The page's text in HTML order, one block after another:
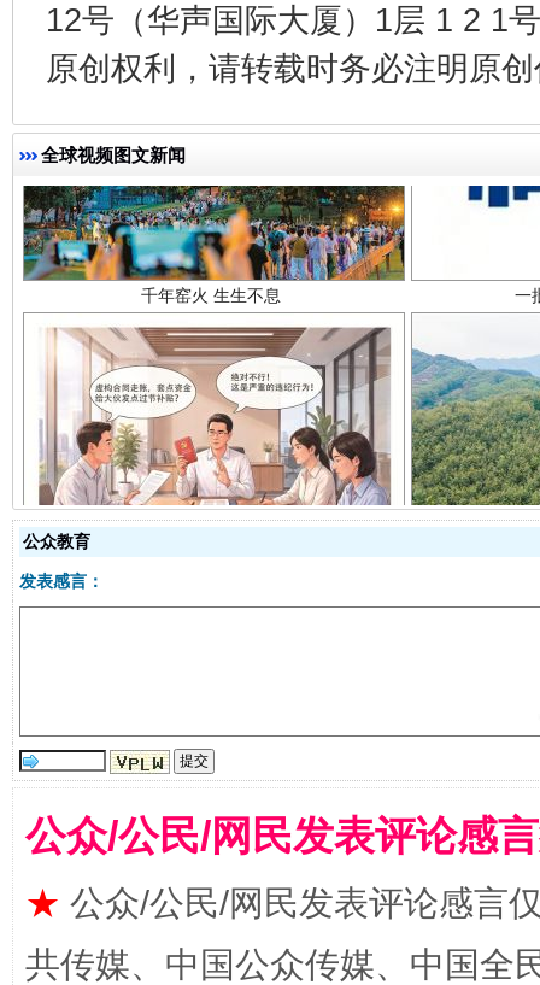
12号（华声国际大厦）1层 1 2 1
原创权利，请转载时务必注明原
全球视频图文新闻千年窑火 生生不息
揭开“小金库”的免责幌子
公众教育
发表感言：
公众/公民/网民发表评论感
★ 公众/公民/网民发表评论感言
共传媒、中国公众传媒、中国全